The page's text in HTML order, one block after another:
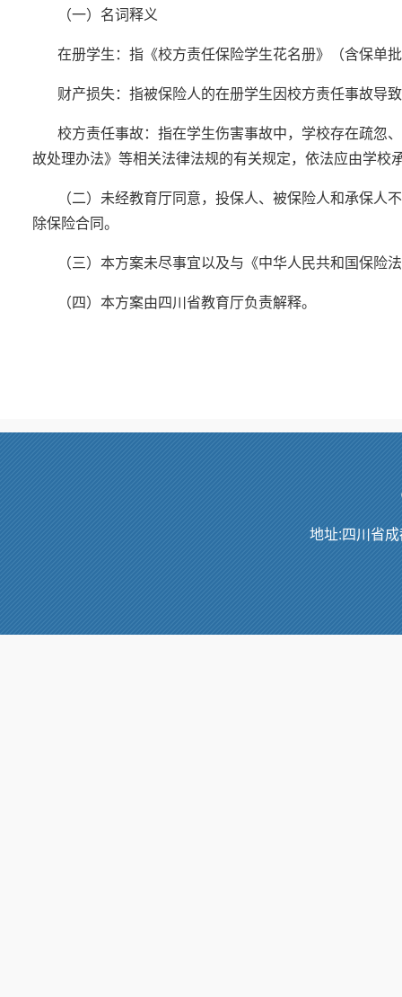
（一）名词释义
在册学生：指《校方责任保险学生花名册》（含保单
财产损失：指被保险人的在册学生因校方责任事故导
校方责任事故：指在学生伤害事故中，学校存在疏忽
故处理办法》等相关法律法规的有关规定，依法应由学校
（二）未经教育厅同意，投保人、被保险人和承保
除保险合同。
（三）本方案未尽事宜以及与《中华人民共和国保
（四）本方案由四川省教育厅负责解释。
地址:四川省